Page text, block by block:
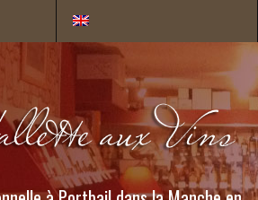
des cookies